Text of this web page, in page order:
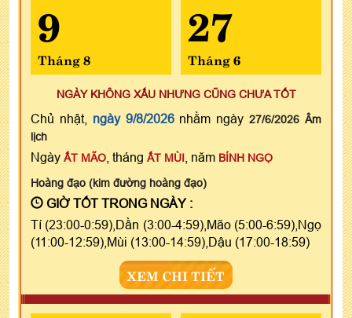
9
Tháng 8
27
Tháng 6
NGÀY KHÔNG XẤU NHƯNG CŨNG CHƯA TỐT
Chủ nhật, ngày 9/8/2026nhằm ngày27/6/2026 Âm
lịch
Ngày ẤT MÃO , tháng ẤT MÙI , năm BÍNH NGỌ
Hoàng đạo (kim đường hoàng đạo)
GIỜ TỐT TRONG NGÀY :
Tí (23:00-0:59),Dần (3:00-4:59),Mão (5:00-6:59),Ngọ
(11:00-12:59),Mùi (13:00-14:59),Dậu (17:00-18:59)
XEM CHI TIẾT